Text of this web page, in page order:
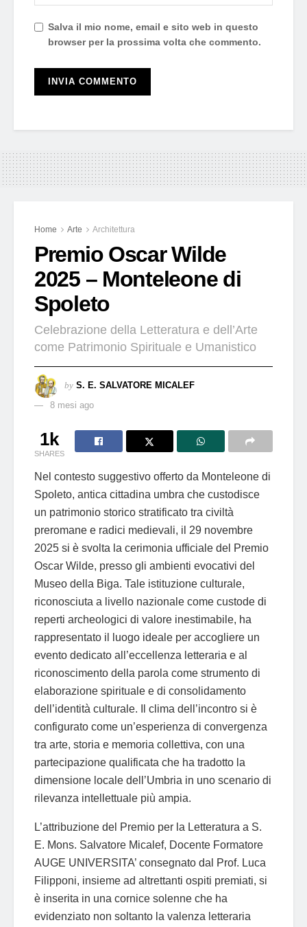
Salva il mio nome, email e sito web in questo
browser per la prossima volta che commento.
Home Arte Architettura
Premio Oscar Wilde
2025 – Monteleone di
Spoleto
Celebrazione della Letteratura e dell’Arte
come Patrimonio Spirituale e Umanistico
by S. E. SALVATORE MICALEF
8 mesi ago
1k
SHARES
Nel contesto suggestivo offerto da Monteleone di
Spoleto, antica cittadina umbra che custodisce
un patrimonio storico stratificato tra civiltà
preromane e radici medievali, il 29 novembre
2025 si è svolta la cerimonia ufficiale del Premio
Oscar Wilde, presso gli ambienti evocativi del
Museo della Biga. Tale istituzione culturale,
riconosciuta a livello nazionale come custode di
reperti archeologici di valore inestimabile, ha
rappresentato il luogo ideale per accogliere un
evento dedicato all’eccellenza letteraria e al
riconoscimento della parola come strumento di
elaborazione spirituale e di consolidamento
dell’identità culturale. Il clima dell’incontro si è
configurato come un’esperienza di convergenza
tra arte, storia e memoria collettiva, con una
partecipazione qualificata che ha tradotto la
dimensione locale dell’Umbria in uno scenario di
rilevanza intellettuale più ampia.
L’attribuzione del Premio per la Letteratura a S.
E. Mons. Salvatore Micalef, Docente Formatore
AUGE UNIVERSITA’ consegnato dal Prof. Luca
Filipponi, insieme ad altrettanti ospiti premiati, si
è inserita in una cornice solenne che ha
evidenziato non soltanto la valenza letteraria